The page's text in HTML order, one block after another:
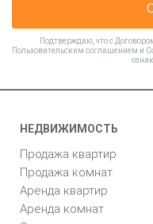
Подтверждаю, что с
Пользовательским соглашением и
НЕДВИЖИМОСТЬ
Продажа квартир
Продажа комнат
Аренда квартир
Аренда комнат